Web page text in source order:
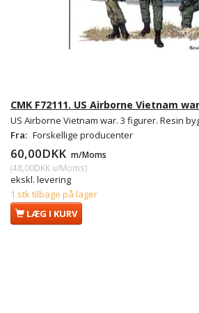
CMK F72111. US Airborne Vietnam
US Airborne Vietnam war. 3 figurer. Resin
Fra: Forskellige producenter
60,00DKK m/Moms
(48,00DKK u/Moms)
ekskl. levering
1 stk tilbage på lager
LÆG I KURV